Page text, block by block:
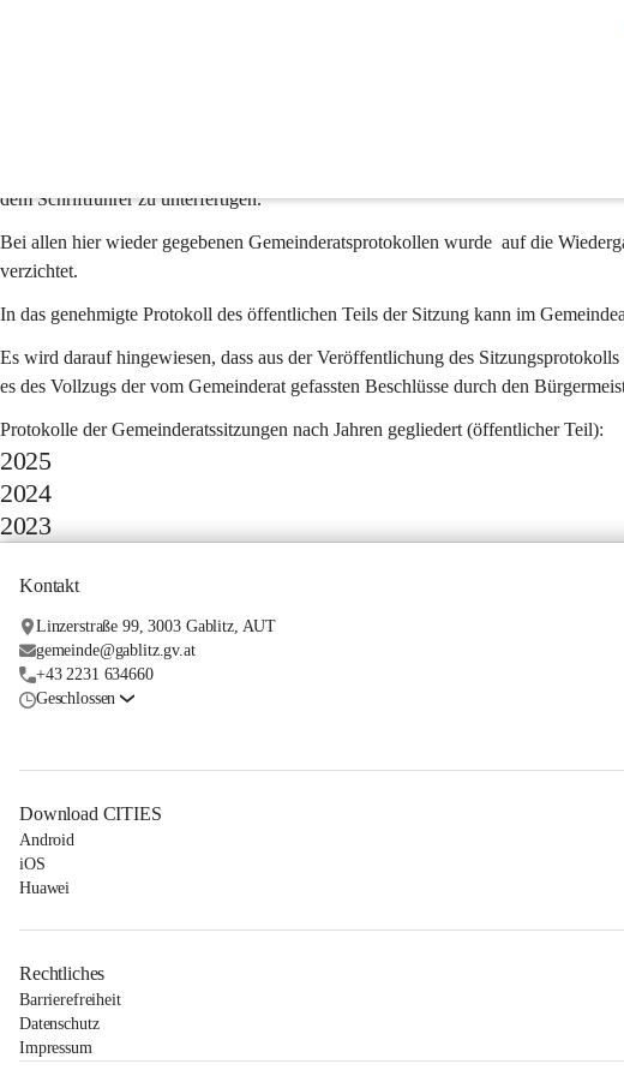
Über jede Sitzung des Gemeinderates ist nach Maßgabe des § 53 der NÖ.
Sitzungsprotokoll zu erstellen. Das Sitzungsprotokoll ist nach dem Abfassen vom
dem Schriftführer zu unterfertigen.
Bei allen hier wieder gegebenen Gemeinderatsprotokollen wurde  auf die
verzichtet.
In das genehmigte Protokoll des öffentlichen Teils der Sitzung kann im
Es wird darauf hingewiesen, dass aus der Veröffentlichung des
es des Vollzugs der vom Gemeinderat gefassten Beschlüsse durch den
Protokolle der Gemeinderatssitzungen nach Jahren gegliedert (öffentlicher Teil):
2025
2024
2023
Kontakt
Linzerstraße 99, 3003 Gablitz, AUT
gemeinde@gablitz.gv.at
+43 2231 634660
Geschlossen
Download CITIES
Android
iOS
Huawei
Rechtliches
Barrierefreiheit
Datenschutz
Impressum